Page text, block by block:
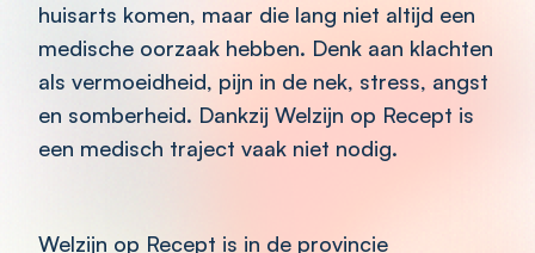
huisarts komen, maar die lang niet altijd een
medische oorzaak hebben. Denk aan klachten
als vermoeidheid, pijn in de nek, stress, angst
en somberheid. Dankzij Welzijn op Recept is
een medisch traject vaak niet nodig.
Welzijn op Recept is in de provincie